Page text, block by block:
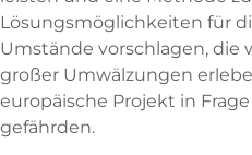
Lösungsmöglichkeiten für
Umstände vorschlagen, die
großer Umwälzungen
europäische Projekt in
gefährden.